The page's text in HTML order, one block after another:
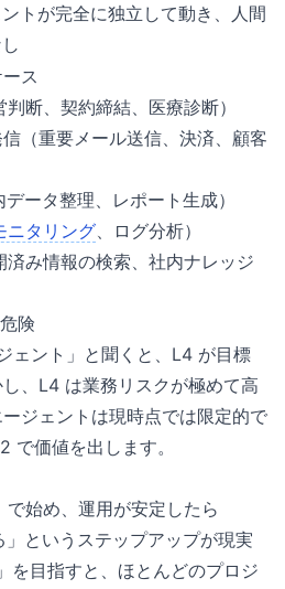
トが完全に独立して動き、人間
ス
断、契約締結、医療診断）
（重要メール送信、決済、顧客
ータ整理、レポート生成）
ニタリング、ログ分析）
済み情報の検索、社内ナレッジ
険
ェント」と聞くと、L4 が目標
、L4 は業務リスクが極めて高
ジェントは現時点では限定的で
で価値を出します。
で始め、運用が安定したら
というステップアップが現実
を目指すと、ほとんどのプロジ